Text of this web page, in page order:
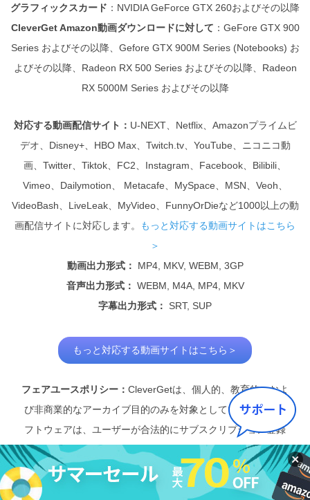
グラフィックスカード ：NVIDIA GeForce GTX 260およびその以降
CleverGet Amazon動画ダウンロードに対して ：GeFore GTX 900
Series およびその以降、Gefore GTX 900M Series (Notebooks) お
よびその以降、Radeon RX 500 Series およびその以降、Radeon
RX 5000M Series およびその以降
対応する動画配信サイト： U-NEXT、Netflix、Amazonプライムビ
デオ、Disney+、HBO Max、 Twitch.tv、YouTube、ニコニコ動
画、Twitter、Tiktok、FC2、Instagram、Facebook、Bilibili、
Vimeo、Dailymotion、 Metacafe、MySpace、MSN、Veoh、
VideoBash、LiveLeak、MyVideo、FunnyOrDieなど1000以上の動
画配信サイトに対応します。
もっと対応する動画サイトはこちら
＞
動画出力形式：
MP4, MKV, WEBM, 3GP
音声出力形式： WEBM, M4A, MP4, MKV
字幕出力形式：
SRT, SUP
もっと対応する動画サイトはこちら＞
フェアユースポリシー： CleverGetは、個人的、教育的、およ
び非商業的なアーカイブ目的のみを対象としています。本ソ
フトウェアは、ユーザーが合法的にサブスクリプション登録
または購入したデジタルメディア、ライブストリーム、また
はオンラインコースのローカルコピーを保存することを可能
にします。許可のない動画のダウンロード、およびCleverGet